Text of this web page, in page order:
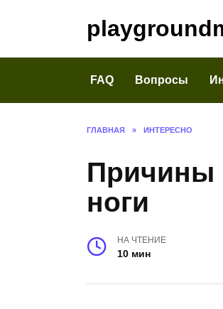
FAQ Вопросы
ГЛАВНАЯ » ИНТЕРЕСНО
Причины
ноги
НА ЧТЕНИЕ
10 мин